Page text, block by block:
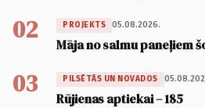
02 PROJEKTS 05.08.2026.
Māja no salmu paneļiem
03 PILSĒTĀS UN NOVADOS
Rūjienas aptiekai – 185